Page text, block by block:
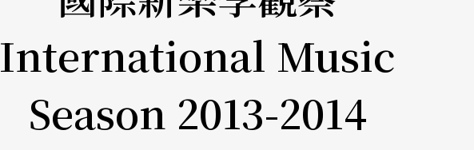
International Music
Season 2013-2014